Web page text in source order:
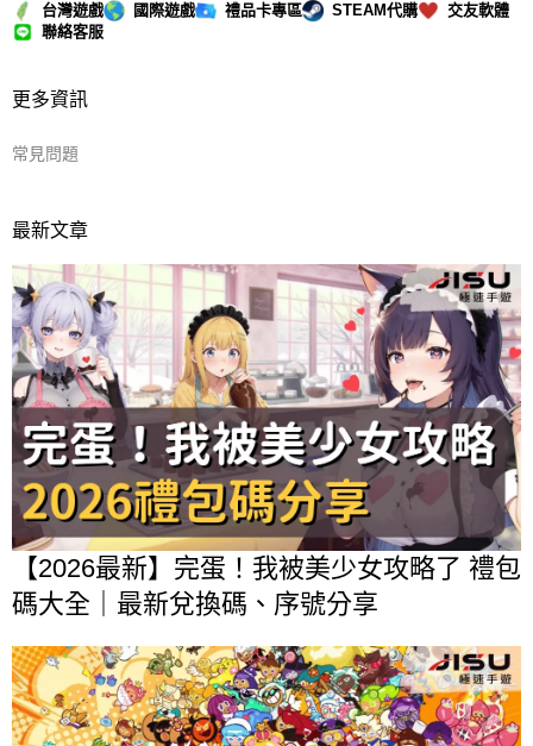
台灣遊戲 國際遊戲 禮品卡專區 STEAM代購
交友軟體
聯絡客服
更多資訊
常見問題
最新文章
【2026最新】完蛋！我被美少女攻略了 禮包
碼大全｜最新兌換碼、序號分享